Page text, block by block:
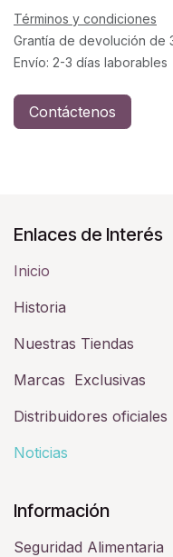
Términos y condiciones
Grantía de devolución de
Envío: 2-3 días laborables
Contáctenos
Enlaces de Interés
Inicio
Historia​
Nuestras Tiendas
Marcas Exclusivas
Distribuidores oficiales
Noticias
Información
Seguridad Alimentaria